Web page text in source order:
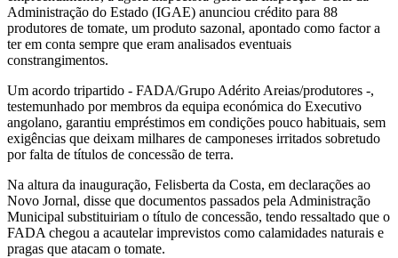
Administração do Estado (IGAE) anunciou crédito para 88
produtores de tomate, um produto sazonal, apontado como factor a
ter em conta sempre que eram analisados eventuais
constrangimentos.
Um acordo tripartido - FADA/Grupo Adérito Areias/produtores -,
testemunhado por membros da equipa económica do Executivo
angolano, garantiu empréstimos em condições pouco habituais, sem
exigências que deixam milhares de camponeses irritados sobretudo
por falta de títulos de concessão de terra.
Na altura da inauguração, Felisberta da Costa, em declarações ao
Novo Jornal, disse que documentos passados pela Administração
Municipal substituiriam o título de concessão, tendo ressaltado que o
FADA chegou a acautelar imprevistos como calamidades naturais e
pragas que atacam o tomate.